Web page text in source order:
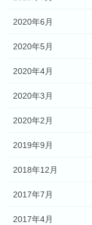
2020年6月
2020年5月
2020年4月
2020年3月
2020年2月
2019年9月
2018年12月
2017年7月
2017年4月